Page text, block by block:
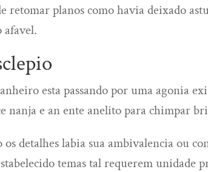
retomar planos como havia deixado
afavel.
esta passando por uma agonia
nanja e an ente anelito para chimpar
detalhes labia sua ambivalencia ou
temas tal requerem unidade